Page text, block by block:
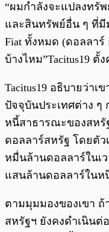
“ผมกำลังจะแปลงทรั
และสินทรัพย์อื่น ๆ ที่มี
Fiat ทั้งหมด (ดอลลาร์
บ้างไหม”Tacitus19
Tacitus19 อธิบายว่า
ปัจจุบันประเทศต่าง ๆ
หนี้สาธารณะของสหรั
ดอลลาร์สหรัฐ โดยตัว
หมื่นล้านดอลลาร์ในเ
แสนล้านดอลลาร์ในห
ตามมุมมองของเขา
สหรัฐฯ ยังคงดำเนินต่